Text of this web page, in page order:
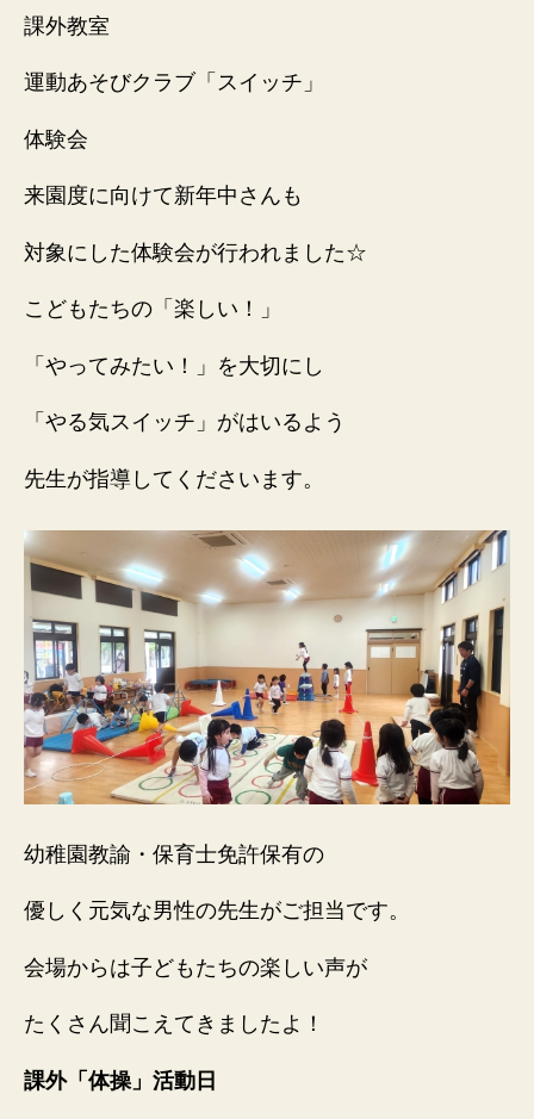
課外教室
運動あそびクラブ「スイッチ」
体験会
来園度に向けて新年中さんも
対象にした体験会が行われました☆
こどもたちの「楽しい！」
「やってみたい！」を大切にし
「やる気スイッチ」がはいるよう
先生が指導してくださいます。
幼稚園教諭・保育士免許保有の
優しく元気な男性の先生がご担当です。
会場からは子どもたちの楽しい声が
たくさん聞こえてきましたよ！
課外「体操」活動日